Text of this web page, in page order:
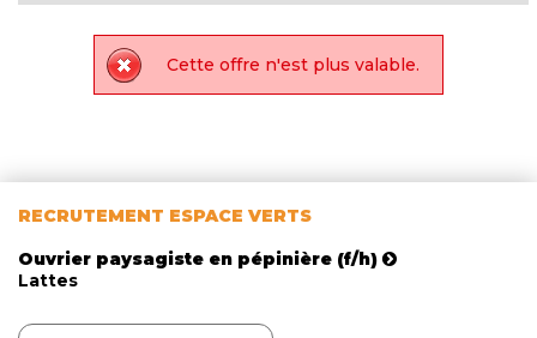
Cette offre n'est plus valable.
RECRUTEMENT ESPACE VERTS
Ouvrier paysagiste en pépinière (f/h)
Lattes